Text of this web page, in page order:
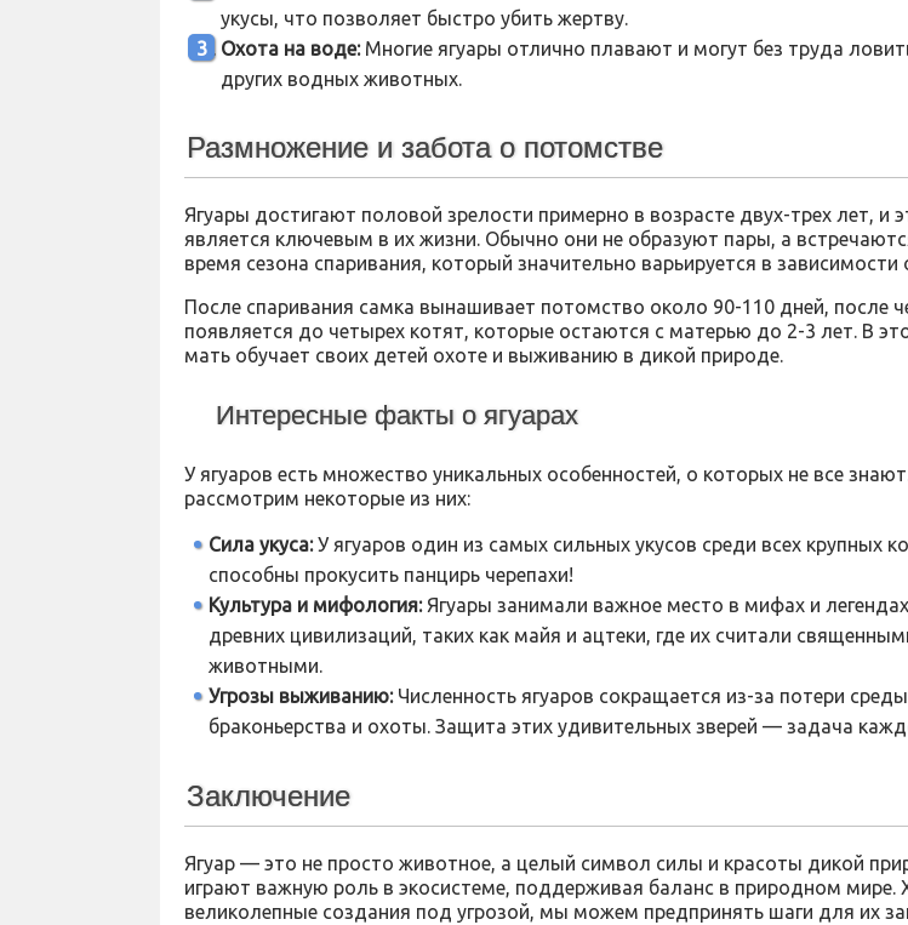
укусы, что позволяет быстро убить жертву.
Охота на воде:Многие ягуары отлично плавают и могут без труда
других водных животных.
Размножение и забота о потомстве
Ягуары достигают половой зрелости примерно в возрасте двух-трех лет, и
является ключевым в их жизни. Обычно они не образуют пары, а
время сезона спаривания, который значительно варьируется в зависимости
После спаривания самка вынашивает потомство около 90-110 дней, после
появляется до четырех котят, которые остаются с матерью до 2-3 лет. В
мать обучает своих детей охоте и выживанию в дикой природе.
Интересные факты о ягуарах
У ягуаров есть множество уникальных особенностей, о которых не все
рассмотрим некоторые из них:
Сила укуса:У ягуаров один из самых сильных укусов среди всех крупных
способны прокусить панцирь черепахи!
Культура и мифология:Ягуары занимали важное место в мифах и
древних цивилизаций, таких как майя и ацтеки, где их считали
животными.
Угрозы выживанию:Численность ягуаров сокращается из-за потери
браконьерства и охоты. Защита этих удивительных зверей — задача
Заключение
Ягуар — это не просто животное, а целый символ силы и красоты дикой
играют важную роль в экосистеме, поддерживая баланс в природном мире.
великолепные создания под угрозой, мы можем предпринять шаги для их